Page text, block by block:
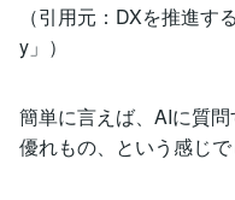
（引用元：DXを推進
y」）
簡単に言えば、AIに質
優れもの、という感じで